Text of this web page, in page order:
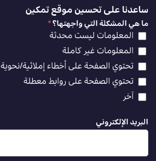
ساعدنا على تحسين موقع تمكين
ما هي المشكلة التي واجهتها؟*
المعلومات ليست محدثة
المعلومات غير كاملة
تحتوي الصفحة على أخطاء إملائية/نحوية
تحتوي الصفحة على روابط معطلة
آخر
البريد الإلكتروني